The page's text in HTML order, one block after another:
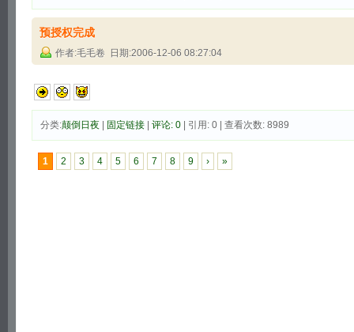
预授权完成
作者:毛毛卷 日期:2006-12-06 08:27:04
分类:颠倒日夜 固定链接 评论: 0 | 引用: 0 | 查看次数: 8989
1 2 3 4 5 6 7 8 9 › »